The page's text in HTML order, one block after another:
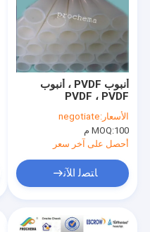
أنبوب PVDF ، أنبوب
PVDF ، PVDF
الأسعار:negotiate
MOQ:100 م
أحصل على آخر سعر
ﺎﺘﺼﻟ ﺍﻶﻧ